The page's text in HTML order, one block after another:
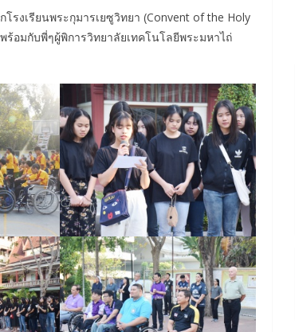
งเรียนพระกุมารเยซูวิทยา (Convent of the Holy
ร้อมกับพี่ๆผู้พิการวิทยาลัยเทคโนโลยีพระมหาไถ่